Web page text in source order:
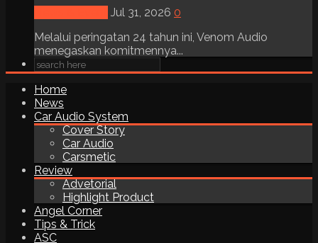
Jul 31, 2026 0
Melalui peringatan 24 tahun ini, Venom Audio
menegaskan komitmennya...
Home
News
Car Audio System
Cover Story
Car Audio
Carsmetic
Review
Advetorial
Highlight Product
Angel Corner
Tips & Trick
ASC